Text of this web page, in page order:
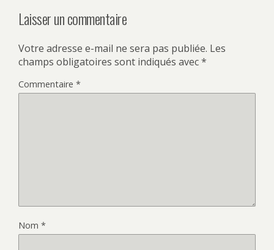
Laisser un commentaire
Votre adresse e-mail ne sera pas publiée. Les
champs obligatoires sont indiqués avec*
Commentaire *
Nom *